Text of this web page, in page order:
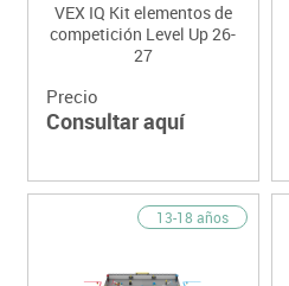
VEX IQ Kit elementos de
competición Level Up 26-
27
Precio
Consultar aquí
13-18 años